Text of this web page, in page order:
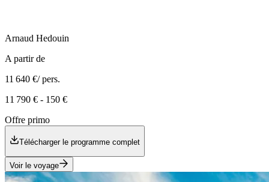
Arnaud Hedouin
A partir de
11 640 €/ pers.
11 790 € - 150 €
Offre primo
Télécharger le programme complet
Voir le voyage